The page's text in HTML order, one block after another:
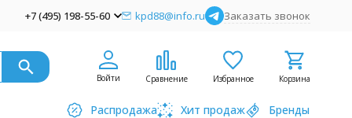
+7 (495) 198-55-60 kpd88@info.ru Заказать звонок
Войти Сравнение Избранное Корзина
Распродажа Хит продаж Бренды